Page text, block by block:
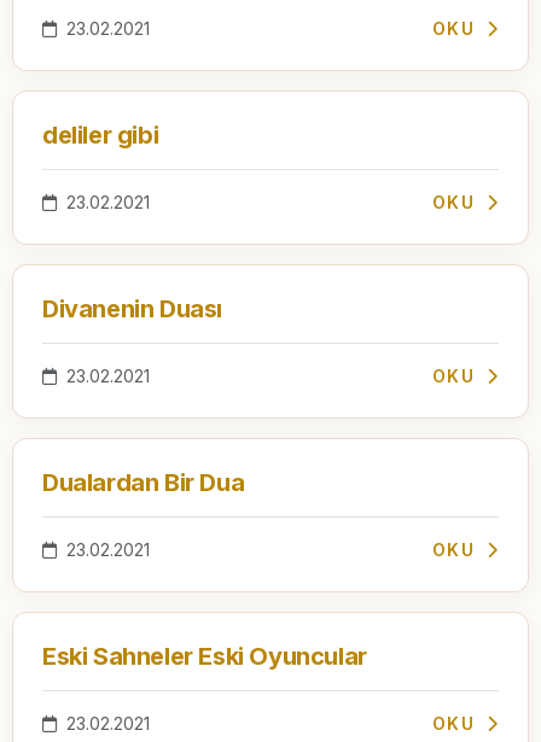
23.02.2021 OKU
deliler gibi
23.02.2021 OKU
Divanenin Duası
23.02.2021 OKU
Dualardan Bir Dua
23.02.2021 OKU
Eski Sahneler Eski Oyuncular
23.02.2021 OKU